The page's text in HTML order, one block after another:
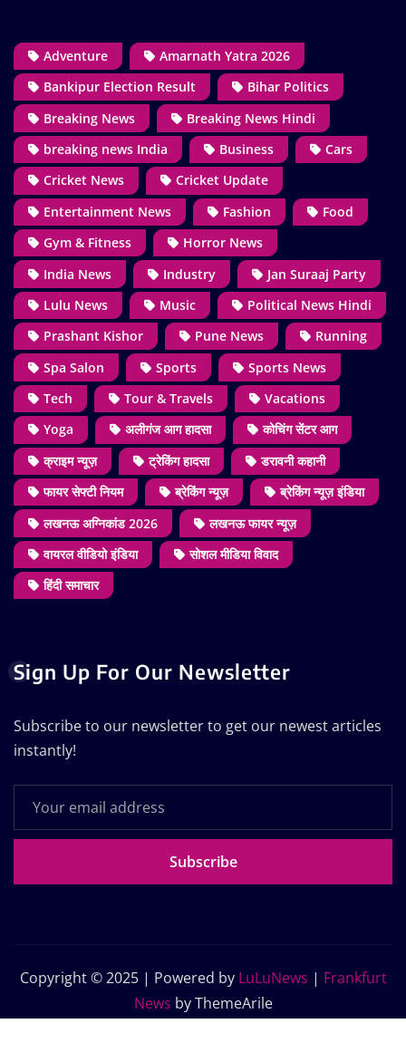
Adventure
Amarnath Yatra 2026
Bankipur Election Result
Bihar Politics
Breaking News
Breaking News Hindi
breaking news India
Business
Cars
Cricket News
Cricket Update
Entertainment News
Fashion
Food
Gym & Fitness
Horror News
India News
Industry
Jan Suraaj Party
Lulu News
Music
Political News Hindi
Prashant Kishor
Pune News
Running
Spa Salon
Sports
Sports News
Tech
Tour & Travels
Vacations
Yoga
अलीगंज आग हादसा
कोचिंग सेंटर आग
क्राइम न्यूज़
ट्रेकिंग हादसा
डरावनी कहानी
फायर सेफ्टी नियम
ब्रेकिंग न्यूज़
ब्रेकिंग न्यूज़ इंडिया
लखनऊ अग्निकांड 2026
लखनऊ फायर न्यूज़
वायरल वीडियो इंडिया
सोशल मीडिया विवाद
हिंदी समाचार
Sign Up For Our Newsletter
Subscribe to our newsletter to get our newest articles
instantly!
Subscribe
Copyright © 2025 | Powered by LuLuNews | Frankfurt
News by ThemeArile